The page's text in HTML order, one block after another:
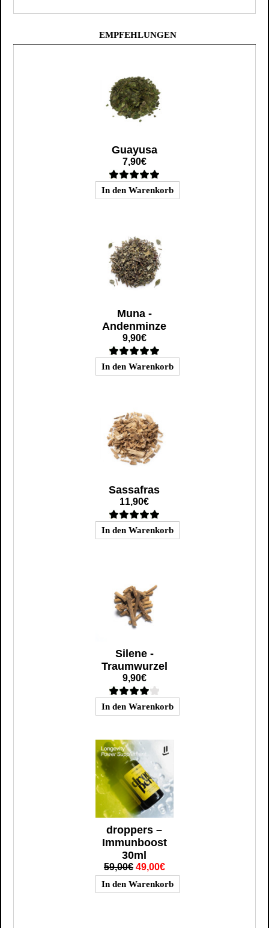
EMPFEHLUNGEN
Guayusa
7,90€
Muna -
Andenminze
9,90€
Sassafras
11,90€
Silene -
Traumwurzel
9,90€
droppers –
Immunboost
30ml
59,00€ 49,00€